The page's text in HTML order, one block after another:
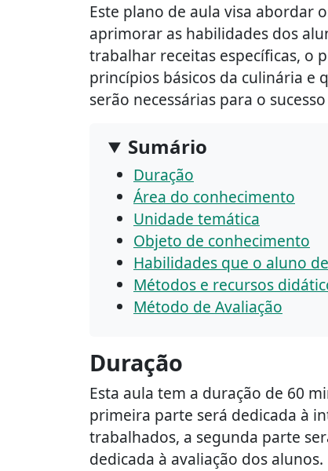
Este plano de aula visa abordar
aprimorar as habilidades dos
trabalhar receitas específicas, o
princípios básicos da culinária e
serão necessárias para o
Sumário
Duração
Área do conhecimento
Unidade temática
Objeto de conhecimento
Habilidades que o aluno
Métodos e recursos
Método de Avaliação
Duração
Esta aula tem a duração de 60
primeira parte será dedicada à
trabalhados, a segunda parte
dedicada à avaliação dos alunos.